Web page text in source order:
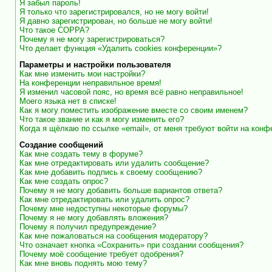
Я забыл пароль!
Я только что зарегистрировался, но не могу войти!
Я давно зарегистрирован, но больше не могу войти!
Что такое COPPA?
Почему я не могу зарегистрироваться?
Что делает функция «Удалить cookies конференции»?
Параметры и настройки пользователя
Как мне изменить мои настройки?
На конференции неправильное время!
Я изменил часовой пояс, но время всё равно неправильное!
Моего языка нет в списке!
Как я могу поместить изображение вместе со своим именем?
Что такое звание и как я могу изменить его?
Когда я щёлкаю по ссылке «email», от меня требуют войти на
Создание сообщений
Как мне создать тему в форуме?
Как мне отредактировать или удалить сообщение?
Как мне добавить подпись к своему сообщению?
Как мне создать опрос?
Почему я не могу добавить больше вариантов ответа?
Как мне отредактировать или удалить опрос?
Почему мне недоступны некоторые форумы?
Почему я не могу добавлять вложения?
Почему я получил предупреждение?
Как мне пожаловаться на сообщения модератору?
Что означает кнопка «Сохранить» при создании сообщения?
Почему моё сообщение требует одобрения?
Как мне вновь поднять мою тему?